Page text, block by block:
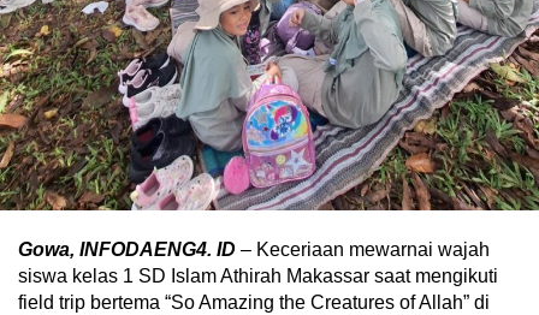
Gowa, INFODAENG4. ID – Keceriaan mewarnai wajah
siswa kelas 1 SD Islam Athirah Makassar saat mengikuti
field trip bertema “So Amazing the Creatures of Allah” di